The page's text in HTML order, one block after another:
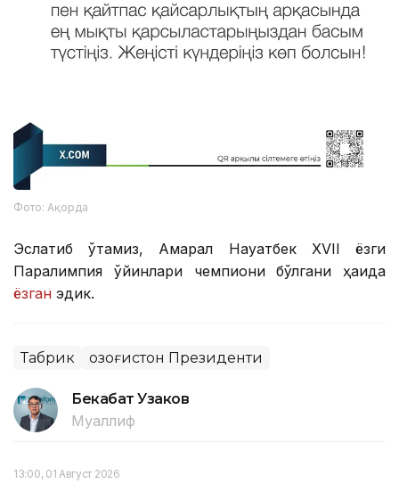
Фото: Ақорда
Эслатиб ўтамиз, Ақмарал Науатбек ХVII ёзги
Паралимпия ўйинлари чемпиони бўлгани ҳақида
ёзган эдик.
Табрик Қозоғистон Президенти
Бекабат Узаков
Муаллиф
13:00, 01 Август 2026